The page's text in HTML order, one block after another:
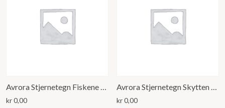
Avrora Stjernetegn Fiskene Anheng
kr0,00
Avrora Stjernetegn Skytten Anheng
kr0,00